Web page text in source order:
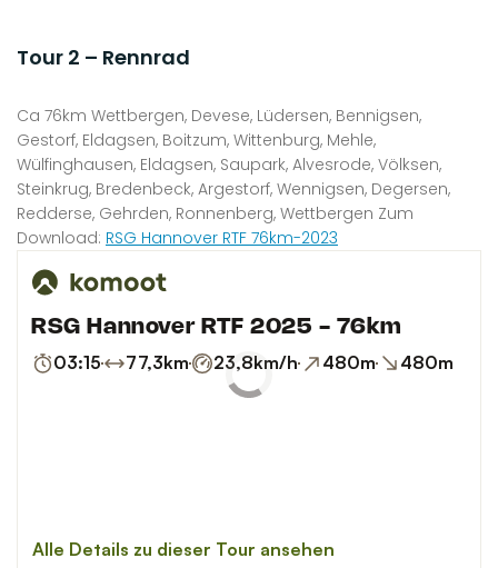
Tour 2 – Rennrad
Ca 76km Wettbergen, Devese, Lüdersen, Bennigsen,
Gestorf, Eldagsen, Boitzum, Wittenburg, Mehle,
Wülfinghausen, Eldagsen, Saupark, Alvesrode, Völksen,
Steinkrug, Bredenbeck, Argestorf, Wennigsen, Degersen,
Redderse, Gehrden, Ronnenberg, Wettbergen Zum
Download: RSG Hannover RTF 76km-2023